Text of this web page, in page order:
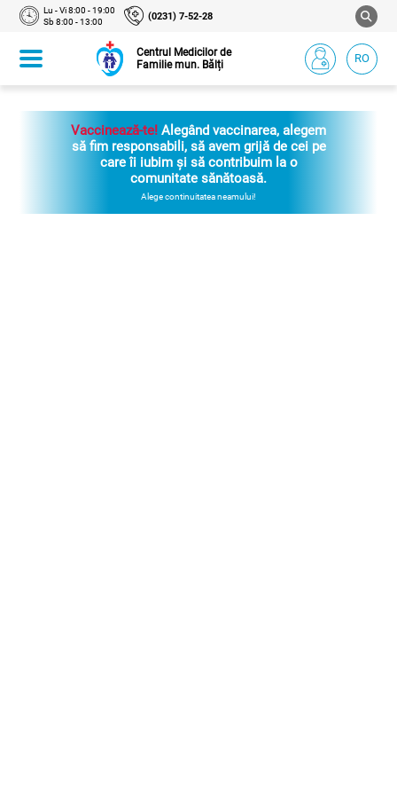
Lu - Vi 8:00 - 19:00
Sb 8:00 - 13:00
(0231) 7-52-28
Centrul Medicilor de
Familie mun. Bălți
RO
Vaccinează-te! Alegând vaccinarea, alegem
să fim responsabili, să avem grijă de cei pe
care îi iubim și să contribuim la o
comunitate sănătoasă.
Alege continuitatea neamului!